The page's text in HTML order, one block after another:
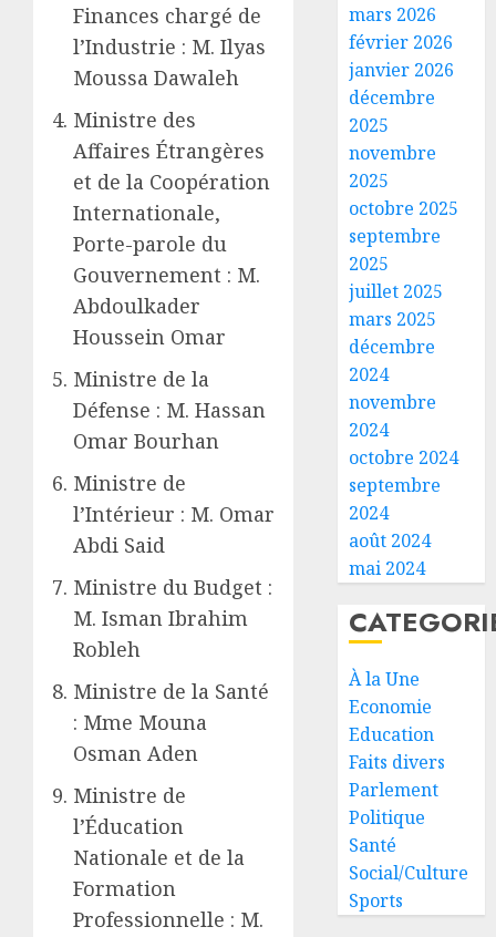
Finances chargé de
l’Industrie : M. Ilyas
Moussa Dawaleh
Ministre des
Affaires Étrangères
et de la Coopération
Internationale,
Porte-parole du
Gouvernement : M.
Abdoulkader
Houssein Omar
Ministre de la
Défense : M. Hassan
Omar Bourhan
Ministre de
l’Intérieur : M. Omar
Abdi Said
Ministre du Budget :
M. Isman Ibrahim
Robleh
Ministre de la Santé
: Mme Mouna
Osman Aden
Ministre de
l’Éducation
Nationale et de la
Formation
Professionnelle : M.
mars 2026
février 2026
janvier 2026
décembre
2025
novembre
2025
octobre 2025
septembre
2025
juillet 2025
mars 2025
décembre
2024
novembre
2024
octobre 2024
septembre
2024
août 2024
mai 2024
À la Une
Economie
Education
Faits divers
Parlement
Politique
Santé
Social/Culture
Sports